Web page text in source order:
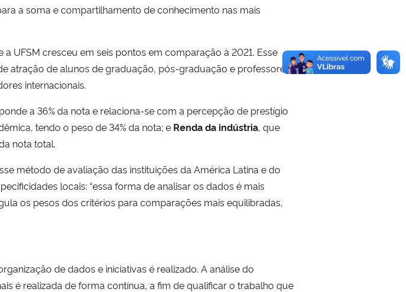
a soma e compartilhamento de conhecimento nas mais
a UFSM cresceu em seis pontos em comparação à 2021. Esse
atração de alunos de graduação, pós-graduação e professores
internacionais.
a 36% da nota e relaciona-se com a percepção de prestígio
tendo o peso de 34% da nota; e Renda da indústria, que
nota total.
método de avaliação das instituições da América Latina e do
locais: “essa forma de analisar os dados é mais
os pesos dos critérios para comparações mais equilibradas,
de dados e iniciativas é realizado. A análise do
é realizada de forma contínua, a fim de qualificar o trabalho que